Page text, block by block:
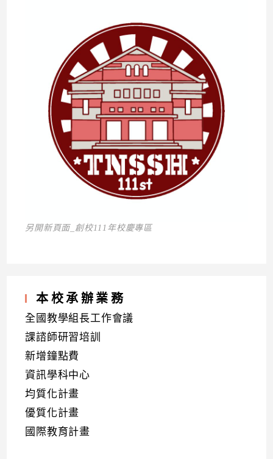
另開新頁面_創校111年校慶專區
本校承辦業務
全國教學組長工作會議
課諮師研習培訓
新增鐘點費
資訊學科中心
均質化計畫
優質化計畫
國際教育計畫